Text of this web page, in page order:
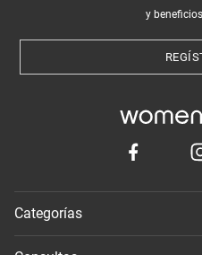
y
Categorías